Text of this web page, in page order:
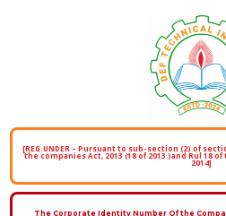
[REG.UNDER – Pursuant to sub-section (2) of
the companies Act, 2013 (18 of 2013 )and Rul 18
2014]
The Corporate Identity Number Of the